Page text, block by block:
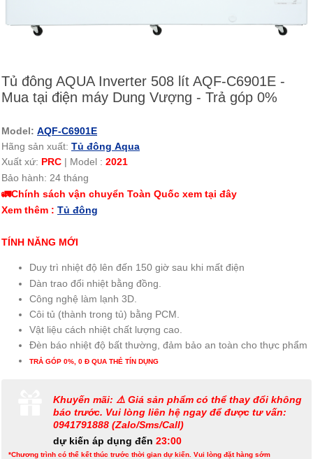
Tủ đông AQUA Inverter 508 lít AQF-C6901E -
Mua tại điện máy Dung Vượng - Trả góp 0%
Model: AQF-C6901E
Hãng sản xuất: Tủ đông Aqua
Xuất xứ: PRC | Model : 2021
Bảo hành: 24 tháng
🚛Chính sách vận chuyển Toàn Quốc xem tại đây
Xem thêm : Tủ đông
TÍNH NĂNG MỚI
Duy trì nhiệt độ lên đến 150 giờ sau khi mất điện
Dàn trao đổi nhiệt bằng đồng.
Công nghệ làm lạnh 3D.
Côi tủ (thành trong tủ) bằng PCM.
Vật liệu cách nhiệt chất lượng cao.
Đèn báo nhiệt độ bất thường, đảm bảo an toàn cho thực phẩm
TRẢ GÓP 0%, 0 Đ QUA THẺ TÍN DỤNG
Khuyến mãi: ⚠️ Giá sản phẩm có thể thay đổi không
báo trước. Vui lòng liên hệ ngay để được tư vấn:
0941791888 (Zalo/Sms/Call)
dự kiến áp dụng đến 23:00
*Chương trình có thể kết thúc trước thời gian dự kiến. Vui lòng đặt hàng sớm